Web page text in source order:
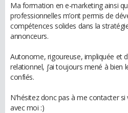
Ma formation en e-marketing ainsi
professionnelles m’ont permis de
compétences solides dans la
annonceurs.
Autonome, rigoureuse, impliquée et
relationnel, j’ai toujours mené à bien
confiés.
N'hésitez donc pas à me contacter
avec moi :)